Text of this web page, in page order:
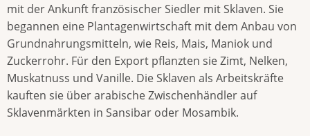
mit der Ankunft französischer Siedler mit Sklaven. Sie
begannen eine Plantagenwirtschaft mit dem Anbau von
Grundnahrungsmitteln, wie Reis, Mais, Maniok und
Zuckerrohr. Für den Export pflanzten sie Zimt, Nelken,
Muskatnuss und Vanille. Die Sklaven als Arbeitskräfte
kauften sie über arabische Zwischenhändler auf
Sklavenmärkten in Sansibar oder Mosambik.